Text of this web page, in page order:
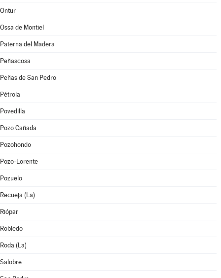
Ontur
Ossa de Montiel
Paterna del Madera
Peñascosa
Peñas de San Pedro
Pétrola
Povedilla
Pozo Cañada
Pozohondo
Pozo-Lorente
Pozuelo
Recueja (La)
Riópar
Robledo
Roda (La)
Salobre